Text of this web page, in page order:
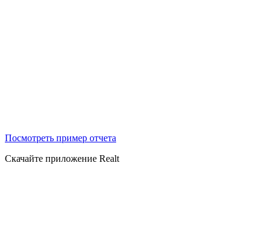
Посмотреть пример отчета
Скачайте приложение Realt